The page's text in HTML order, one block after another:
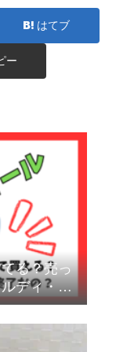
はてブ
ー
る？売っ
ディ・通
新版】